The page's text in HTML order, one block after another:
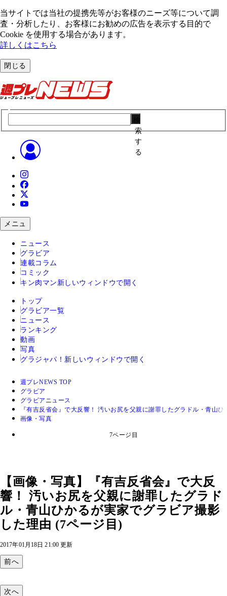
当サイトでは当社の提携先等がお客様のニーズ等について調
査・分析したり、お客様にお勧めの広告を表⽰する⽬的で
Cookie を使⽤する場合があります。
詳しくはこちら
閉じる
索
す
る
メニュ
ニュース
グラビア
連載コラム
コミック
キン肉マン 新しいウィンドウで開く
トップ
グラビア一覧
ニュース
ランキング
動画
写真
グラジャパ！ 新しいウィンドウで開く
週プレNEWS TOP
グラビア
グラビアニュース
『有吉反省会』で大反響！ 汚いお尻を父親に謝罪したグラドル・青山
画像・写真
7ページ目
【画像・写真】『有吉反省会』で大反
響！ 汚いお尻を父親に謝罪したグラド
ル・青山ひかるが実家でグラビア撮影
した理由 (7ページ目)
2017年01月18日 21:00 更新
前へ
次へ